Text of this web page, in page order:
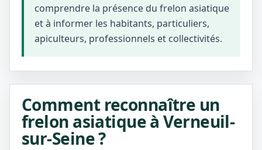
comprendre la présence du frelon asiatique
et à informer les habitants, particuliers,
apiculteurs, professionnels et collectivités.
Comment reconnaître un
frelon asiatique à Verneuil-
sur-Seine ?